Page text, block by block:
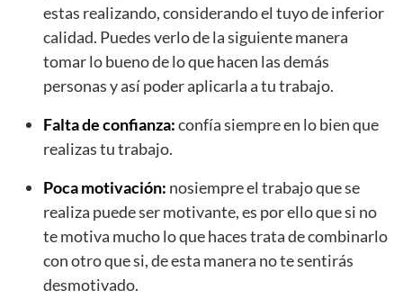
estas realizando, considerando el tuyo de inferior
calidad. Puedes verlo de la siguiente manera
tomar lo bueno de lo que hacen las demás
personas y así poder aplicarla a tu trabajo.
Falta de confianza:confía siempre en lo bien que
realizas tu trabajo.
Poca motivación: nosiempre el trabajo que se
realiza puede ser motivante, es por ello que si no
te motiva mucho lo que haces trata de combinarlo
con otro que si, de esta manera no te sentirás
desmotivado.